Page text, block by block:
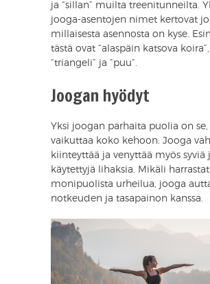
ja “sillan” muilta treenitunneilta.
jooga-asentojen nimet kertovat jo,
millaisesta asennosta on kyse.
tästä ovat “alaspäin katsova koira”,
“triangeli” ja “puu”.
Joogan hyödyt
Yksi joogan parhaita puolia on se,
vaikuttaa koko kehoon. Jooga
kiinteyttää ja venyttää myös syviä
käytettyjä lihaksia. Mikäli harrastat
monipuolista urheilua, jooga
notkeuden ja tasapainon kanssa.